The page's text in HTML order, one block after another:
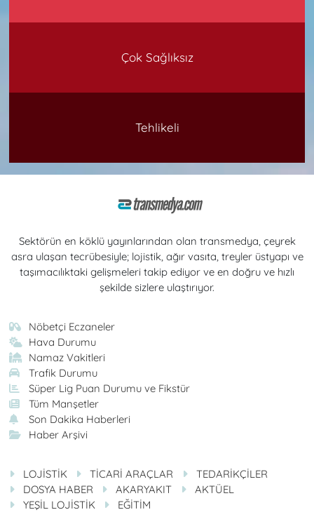
Çok Sağlıksız
Tehlikeli
Sektörün en köklü yayınlarından olan transmedya, çeyrek
asra ulaşan tecrübesiyle; lojistik, ağır vasıta, treyler üstyapı ve
taşımacılıktaki gelişmeleri takip ediyor ve en doğru ve hızlı
şekilde sizlere ulaştırıyor.
Nöbetçi Eczaneler
Hava Durumu
Namaz Vakitleri
Trafik Durumu
Süper Lig Puan Durumu ve Fikstür
Tüm Manşetler
Son Dakika Haberleri
Haber Arşivi
LOJİSTİK TİCARİ ARAÇLAR
TEDARİKÇİLER
DOSYA HABER
AKARYAKIT
AKTÜEL
YEŞİL LOJİSTİK
EĞİTİM